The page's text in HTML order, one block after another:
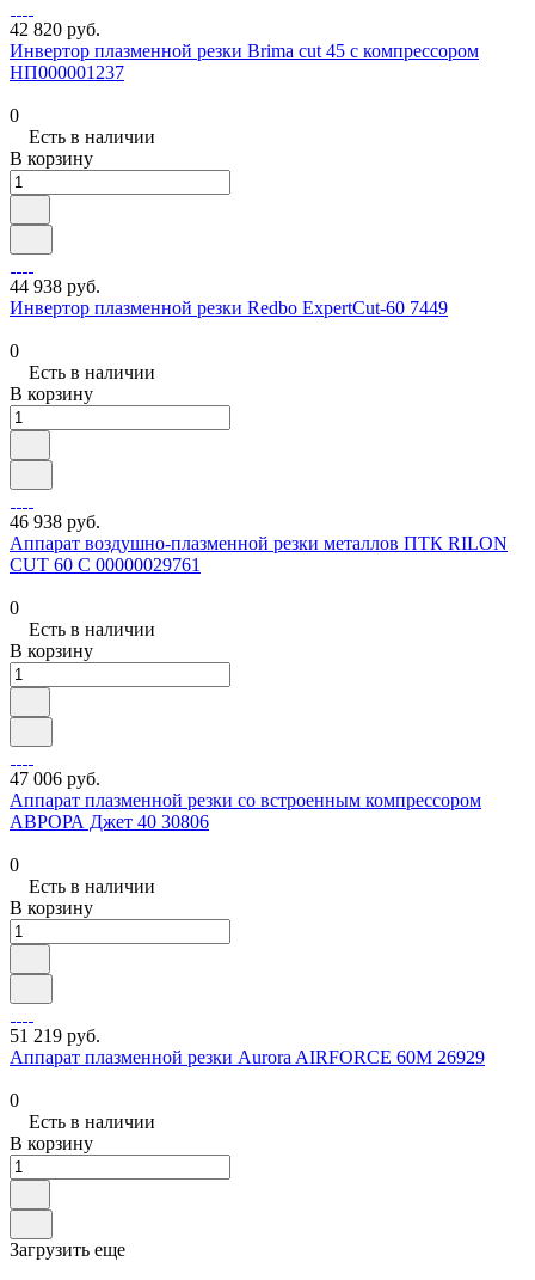
42 820 руб.
Инвертор плазменной резки Brima cut 45 с компрессором
НП000001237
0
Есть в наличии
В корзину
44 938 руб.
Инвертор плазменной резки Redbo ExpertCut-60 7449
0
Есть в наличии
В корзину
46 938 руб.
Аппарат воздушно-плазменной резки металлов ПТК RILON
CUT 60 С 00000029761
0
Есть в наличии
В корзину
47 006 руб.
Аппарат плазменной резки со встроенным компрессором
АВРОРА Джет 40 30806
0
Есть в наличии
В корзину
51 219 руб.
Аппарат плазменной резки Aurora AIRFORCE 60M 26929
0
Есть в наличии
В корзину
Загрузить еще